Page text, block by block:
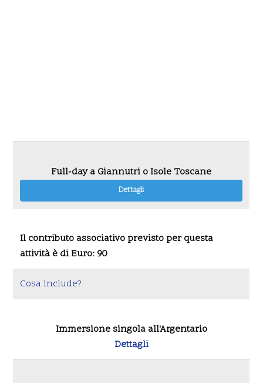
Full-day a Giannutri o Isole Toscane
Dettagli
Il contributo associativo previsto per questa
attività è di Euro: 90
Cosa include?
Immersione singola all'Argentario
Dettagli